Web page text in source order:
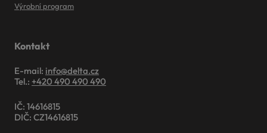
Výrobní program
Kontakt
E-mail: info@delta.cz
Tel.: +420 490 490 490
IČ: 14616815
DIČ: CZ14616815